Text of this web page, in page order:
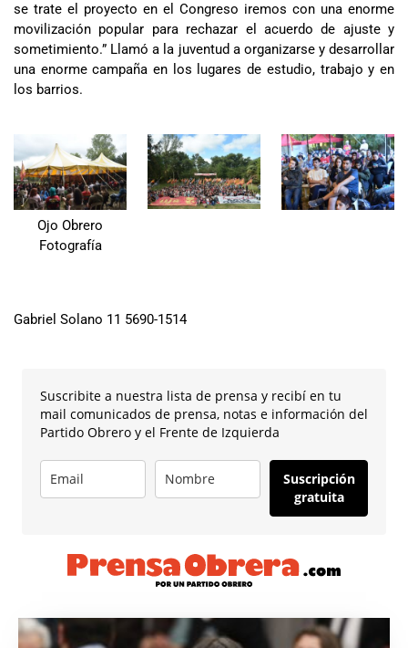
se trate el proyecto en el Congreso iremos con una enorme
movilización popular para rechazar el acuerdo de ajuste y
sometimiento.” Llamó a la juventud a organizarse y desarrollar
una enorme campaña en los lugares de estudio, trabajo y en
los barrios.
Ojo Obrero
Fotografía
Gabriel Solano 11 5690-1514
Suscribite a nuestra lista de prensa y recibí en tu
mail comunicados de prensa, notas e información del
Partido Obrero y el Frente de Izquierda
Suscripción
gratuita